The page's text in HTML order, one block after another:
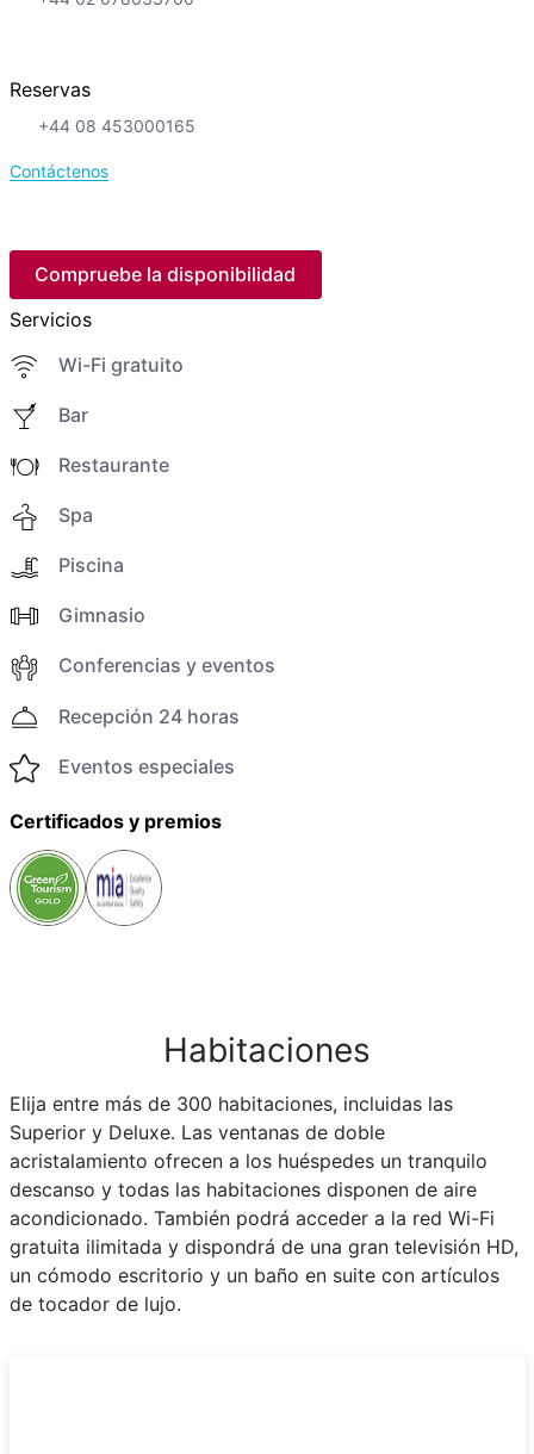
Reservas
+44 08 453000165
Contáctenos
Compruebe la disponibilidad
Servicios
Wi-Fi gratuito
Bar
Restaurante
Spa
Piscina
Gimnasio
Conferencias y eventos
Recepción 24 horas
Eventos especiales
Certificados y premios
Habitaciones
Elija entre más de 300 habitaciones, incluidas las
Superior y Deluxe. Las ventanas de doble
acristalamiento ofrecen a los huéspedes un tranquilo
descanso y todas las habitaciones disponen de aire
acondicionado. También podrá acceder a la red Wi-Fi
gratuita ilimitada y dispondrá de una gran televisión HD,
un cómodo escritorio y un baño en suite con artículos
de tocador de lujo.